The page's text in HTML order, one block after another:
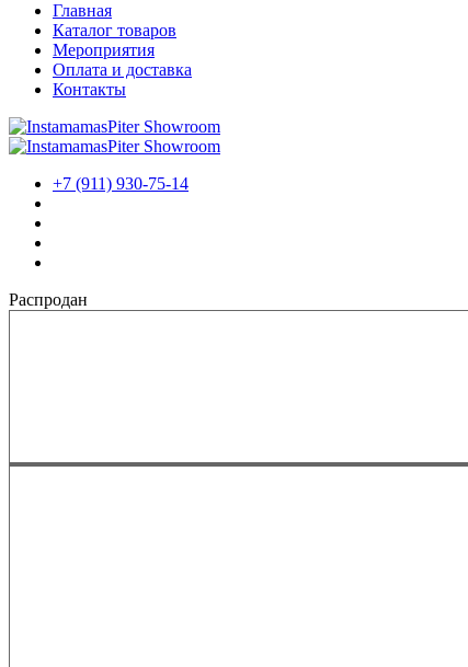
Главная
Каталог товаров
Мероприятия
Оплата и доставка
Контакты
+7 (911) 930-75-14
Распродан